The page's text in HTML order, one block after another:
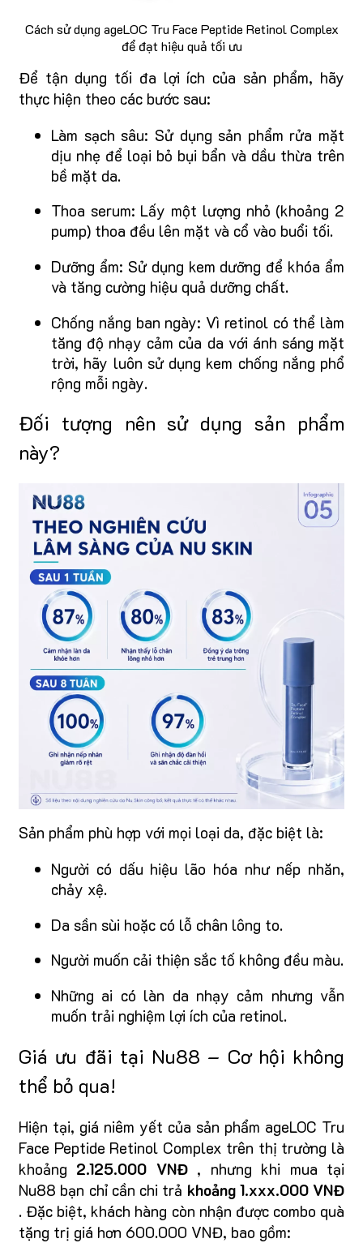
Cách sử dụng ageLOC Tru Face Peptide Retinol Complex
để đạt hiệu quả tối ưu
Để tận dụng tối đa lợi ích của sản phẩm, hãy
thực hiện theo các bước sau:
Làm sạch sâu: Sử dụng sản phẩm rửa mặt
dịu nhẹ để loại bỏ bụi bẩn và dầu thừa trên
bề mặt da.
Thoa serum: Lấy một lượng nhỏ (khoảng 2
pump) thoa đều lên mặt và cổ vào buổi tối.
Dưỡng ẩm: Sử dụng kem dưỡng để khóa ẩm
và tăng cường hiệu quả dưỡng chất.
Chống nắng ban ngày: Vì retinol có thể làm
tăng độ nhạy cảm của da với ánh sáng mặt
trời, hãy luôn sử dụng kem chống nắng phổ
rộng mỗi ngày.
Đối tượng nên sử dụng sản phẩm
này?
Sản phẩm phù hợp với mọi loại da, đặc biệt là:
Người có dấu hiệu lão hóa như nếp nhăn,
chảy xệ.
Da sần sùi hoặc có lỗ chân lông to.
Người muốn cải thiện sắc tố không đều màu.
Những ai có làn da nhạy cảm nhưng vẫn
muốn trải nghiệm lợi ích của retinol.
Giá ưu đãi tại Nu88 – Cơ hội không
thể bỏ qua!
Hiện tại, giá niêm yết của sản phẩm ageLOC Tru
Face Peptide Retinol Complex trên thị trường là
khoảng 2.125.000 VNĐ , nhưng khi mua tại
Nu88 bạn chỉ cần chi trả khoảng 1.xxx.000 VNĐ
. Đặc biệt, khách hàng còn nhận được combo quà
tặng trị giá hơn 600.000 VNĐ, bao gồm: